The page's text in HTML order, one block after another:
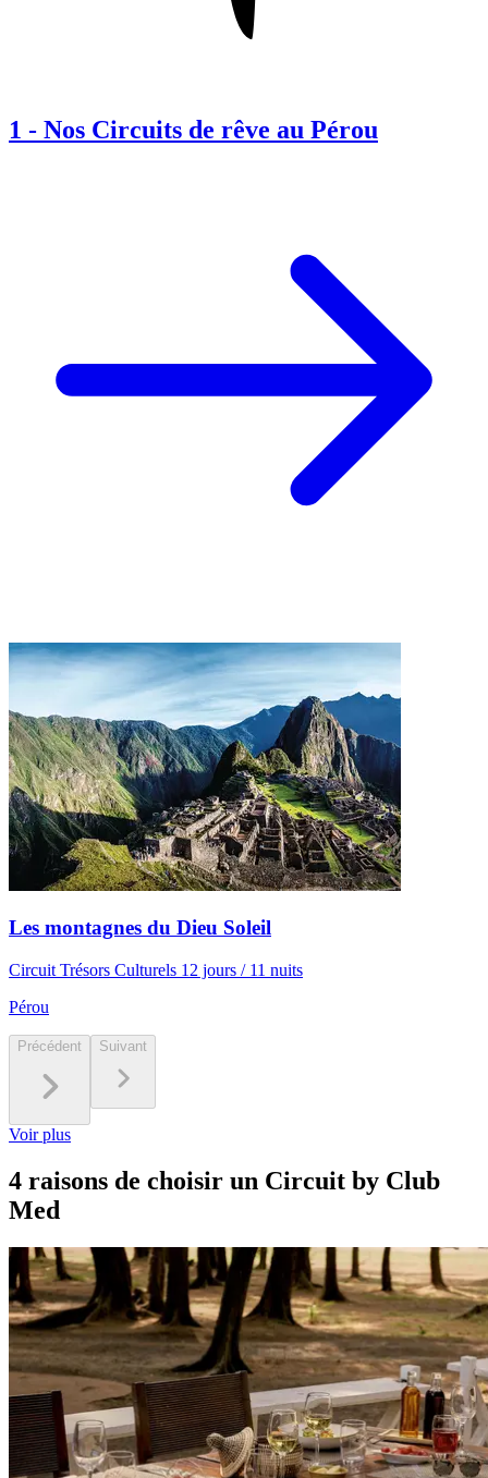
1 - Nos Circuits de rêve au Pérou
Les montagnes du Dieu Soleil
Circuit Trésors Culturels 12 jours / 11 nuits
Pérou
Précédent Suivant
Voir plus
4 raisons de choisir un Circuit by Club
Med